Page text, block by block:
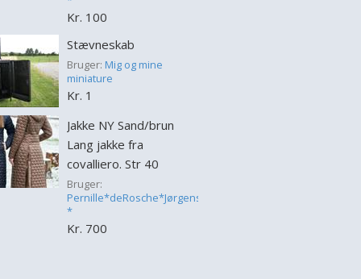
Kr. 100
Stævneskab
Bruger: Mig og mine
miniature
Kr. 1
Jakke NY Sand/brun
Lang jakke fra
covalliero. Str 40
Bruger:
Pernille*deRosche*Jørgensen
*
Kr. 700